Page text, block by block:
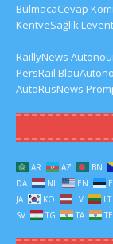
BulmacaCevap
KentveSağlık
RaillyNews
PersRail
AutoRusNews
AR AZ BN
DA
NL EN
JA
KO LV LT
SV
TG TA TE